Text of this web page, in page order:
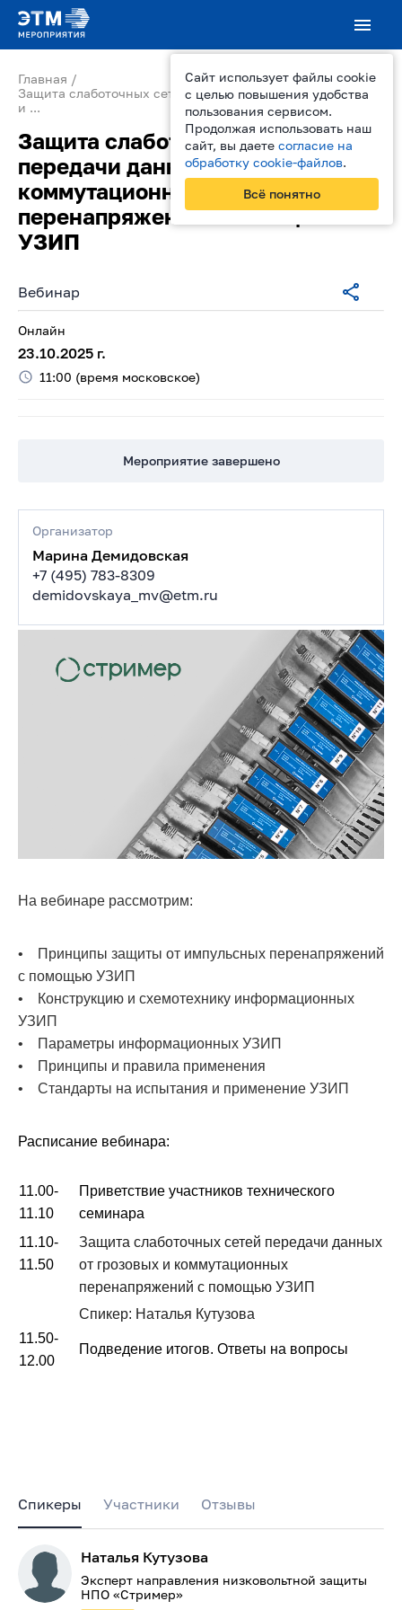
Сайт использует файлы cookie
с целью повышения удобства
пользования сервисом.
Продолжая использовать наш
сайт, вы даете согласие на
обработку cookie-файлов.
Всё понятно
Главная
Защита слаботочных сетей передачи данных от грозовых
и ...
Защита слаботочных сетей
передачи данных от грозовых и
коммутационных
перенапряжений с помощью
УЗИП
Вебинар
На вебинаре рассмотрим:
• Принципы защиты от импульсных перенапряжений
с помощью УЗИП
• Конструкцию и схемотехнику информационных
УЗИП
• Параметры информационных УЗИП
• Принципы и правила применения
• Стандарты на испытания и применение УЗИП
Расписание вебинара:
11.00-
11.10
Приветствие участников технического
семинара
11.10-
11.50
Защита слаботочных сетей передачи данных
от грозовых и коммутационных
перенапряжений с помощью УЗИП
Спикер: Наталья Кутузова
11.50-
12.00
Подведение итогов. Ответы на вопросы
Онлайн
23.10.2025 г.
11:00 (время московское)
Мероприятие завершено
Организатор
Марина Демидовская
+7 (495) 783-8309
demidovskaya_mv@etm.ru
Спикеры Участники Отзывы
Наталья Кутузова
Эксперт направления низковольтной защиты
НПО «Стример»